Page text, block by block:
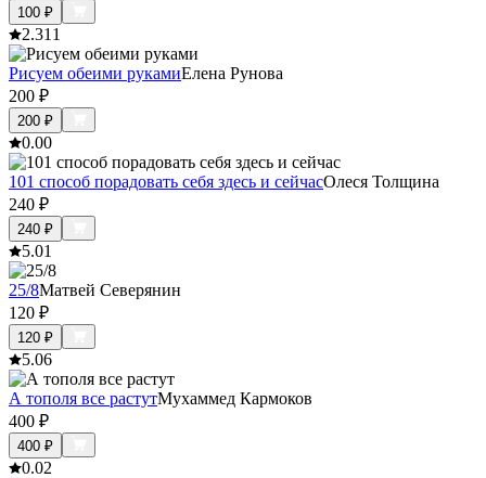
100 ₽
2.311
Рисуем обеими рукамиЕлена Рунова
200 ₽
200 ₽
0.00
101 способ порадовать себя здесь и сейчасОлеся Толщина
240 ₽
240 ₽
5.01
25/8Матвей Северянин
120 ₽
120 ₽
5.06
А тополя все растутМухаммед Кармоков
400 ₽
400 ₽
0.02